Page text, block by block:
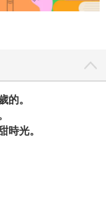
的。
時光。